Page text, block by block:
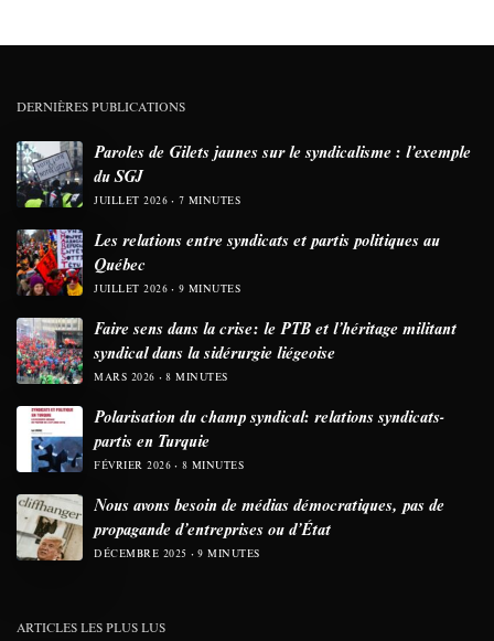
DERNIÈRES PUBLICATIONS
Paroles de Gilets jaunes sur le syndicalisme : l’exemple
du SGJ
JUILLET 2026 7 MINUTES
Les relations entre syndicats et partis politiques au
Québec
JUILLET 2026 9 MINUTES
Faire sens dans la crise: le PTB et l’héritage militant
syndical dans la sidérurgie liégeoise
MARS 2026 8 MINUTES
Polarisation du champ syndical: relations syndicats-
partis en Turquie
FÉVRIER 2026 8 MINUTES
Nous avons besoin de médias démocratiques, pas de
propagande d’entreprises ou d’État
DÉCEMBRE 2025 9 MINUTES
ARTICLES LES PLUS LUS